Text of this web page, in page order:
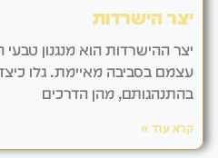
יצר הישרדות
יצר ההישרדות הוא מנגנון
עצמם בסביבה מאיימת. גלו
בהתנהגותם, מהן הדרכים
קרא עוד »